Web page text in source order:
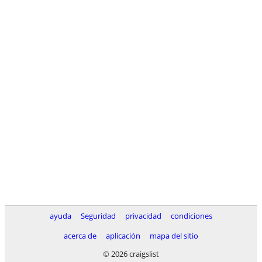
ayuda Seguridad privacidad
condiciones
acerca de
aplicación
mapa del sitio
© 2026 craigslist